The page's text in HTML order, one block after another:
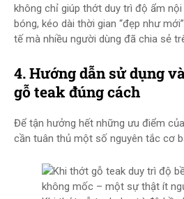
không chỉ giúp thớt duy trì độ ẩm
bóng, kéo dài thời gian “đẹp như
tế mà nhiều người dùng đã chia sẻ
4. Hướng dẫn sử dụng
gỗ teak đúng cách
Để tận hưởng hết những ưu điểm
cần tuân thủ một số nguyên tắc cơ